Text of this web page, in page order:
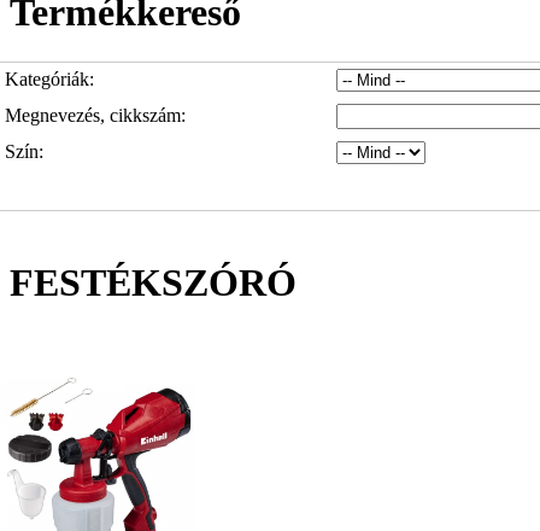
Termékkereső
Kategóriák:
Megnevezés, cikkszám:
Szín:
FESTÉKSZÓRÓ